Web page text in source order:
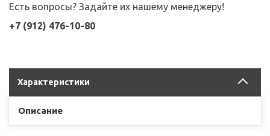
Есть вопросы? Задайте их нашему менеджеру!
+7 (912) 476-10-80
Характеристики
Описание